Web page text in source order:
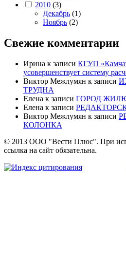
2010 (3)
Декабрь (1)
Ноябрь (2)
Свежие комментарии
Ирина к записи КГУП
усовершенствует систему
Виктор Межлумян к записи
ТРУДНА
Елена к записи ГОРОД
Елена к записи
Виктор Межлумян к записи
КОЛОНКА
© 2013 ООО "Вести Плюс". При
ссылка на сайт обязательна.